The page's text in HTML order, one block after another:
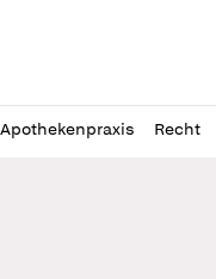
Apothekenpraxis Recht